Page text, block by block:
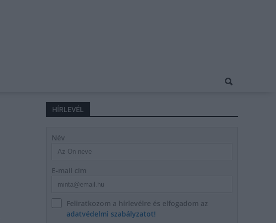
HÍRLEVÉL
Név
E-mail cím
Feliratkozom a hírlevélre és elfogadom az
adatvédelmi szabályzatot!